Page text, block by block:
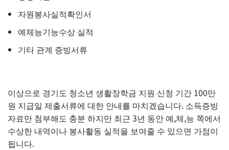
자원봉사실적확인서
예체능기능수상 실적
기타 관계 증빙서류
이상으로 경기도 청소년 생활장학금 지원 신청 기간 100만
원 지급일 제출서류에 대한 안내를 마치겠습니다. 소득증빙
자료만 첨부해도 충분 하지만 최근 3년 동안 예,체,능 쪽에서
수상한 내역이나 봉사활동 실적을 보여줄 수 있으면 가점이
됩니다.